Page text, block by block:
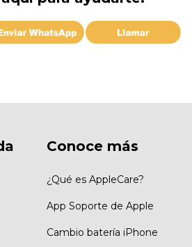
Conoce más
¿Qué es AppleCare?
App Soporte de Apple
Cambio batería iPhone